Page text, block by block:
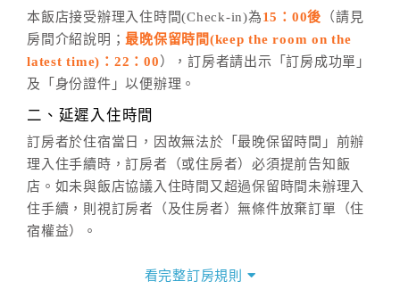
五、客服時間
週一至週日，上午9:00～晚上6:00
六、聯絡方式
(07)9682715 。
本飯店接受辦理入住時間(Check-in)為15：00後 （請見
房間介紹說明；最晚保留時間(keep the room on the
latest time)：22：00 ），訂房者請出示「訂房成功單」
及「身份證件」以便辦理。
二、延遲入住時間
訂房者於住宿當日，因故無法於「最晚保留時間」前辦
理入住手續時，訂房者（或住房者）必須提前告知飯
店。如未與飯店協議入住時間又超過保留時間未辦理入
住手續，則視訂房者（及住房者）無條件放棄訂單（住
宿權益）。
看完整訂房規則